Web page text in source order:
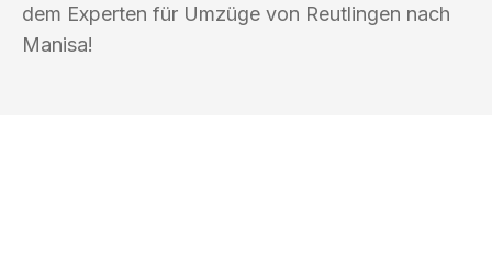
dem Experten für Umzüge von Reutlingen nach
Manisa!